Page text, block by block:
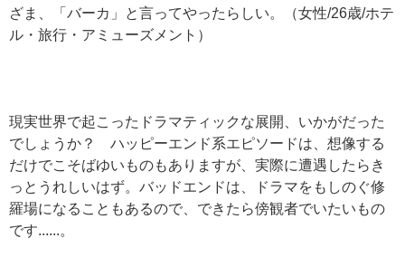
ざま、「バーカ」と言ってやったらしい。（女性/26歳/ホテ
ル・旅行・アミューズメント）
現実世界で起こったドラマティックな展開、いかがだった
でしょうか？ ハッピーエンド系エピソードは、想像する
だけでこそばゆいものもありますが、実際に遭遇したらき
っとうれしいはず。バッドエンドは、ドラマをもしのぐ修
羅場になることもあるので、できたら傍観者でいたいもの
です......。